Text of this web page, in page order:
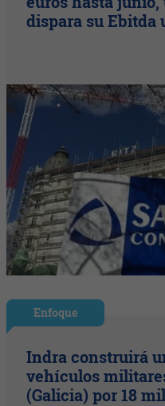
dispara su Ebitda
Enfoque
Indra construirá
vehículos
(Galicia) por 18